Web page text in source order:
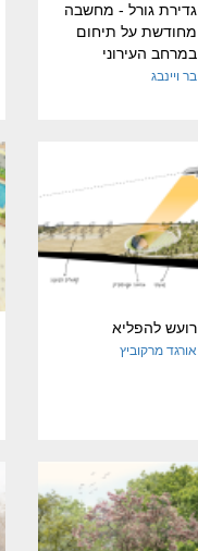
גדירת גורל - מחשבה
מחודשת על תיחום
במרחב העירוני
בר ויינבג
רועש להפליא
אורגד מרקוביץ